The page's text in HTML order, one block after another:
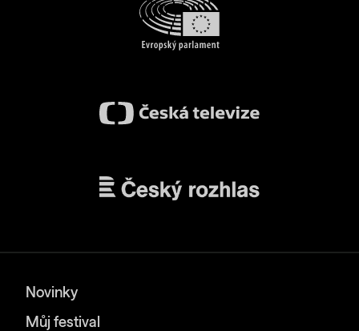
Novinky
Můj festival